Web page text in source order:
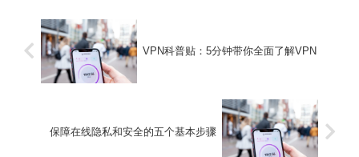
VPN科普贴：5分钟带你全面了解VPN
保障在线隐私和安全的五个基本步骤